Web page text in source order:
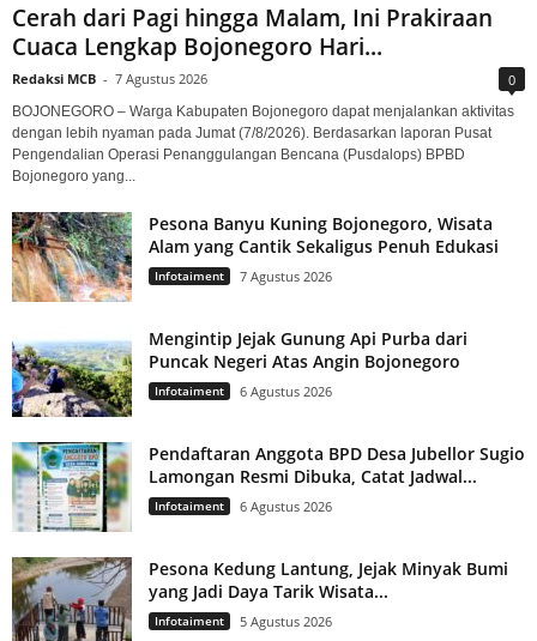
Cerah dari Pagi hingga Malam, Ini Prakiraan
Cuaca Lengkap Bojonegoro Hari...
Redaksi MCB - 7 Agustus 2026 0
BOJONEGORO – Warga Kabupaten Bojonegoro dapat menjalankan aktivitas
dengan lebih nyaman pada Jumat (7/8/2026). Berdasarkan laporan Pusat
Pengendalian Operasi Penanggulangan Bencana (Pusdalops) BPBD
Bojonegoro yang...
Pesona Banyu Kuning Bojonegoro, Wisata
Alam yang Cantik Sekaligus Penuh Edukasi
Infotaiment 7 Agustus 2026
Mengintip Jejak Gunung Api Purba dari
Puncak Negeri Atas Angin Bojonegoro
Infotaiment 6 Agustus 2026
Pendaftaran Anggota BPD Desa Jubellor Sugio
Lamongan Resmi Dibuka, Catat Jadwal...
Infotaiment 6 Agustus 2026
Pesona Kedung Lantung, Jejak Minyak Bumi
yang Jadi Daya Tarik Wisata...
Infotaiment 5 Agustus 2026